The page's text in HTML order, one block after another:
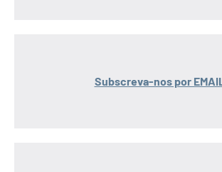
Subscreva-nos por EMAIL